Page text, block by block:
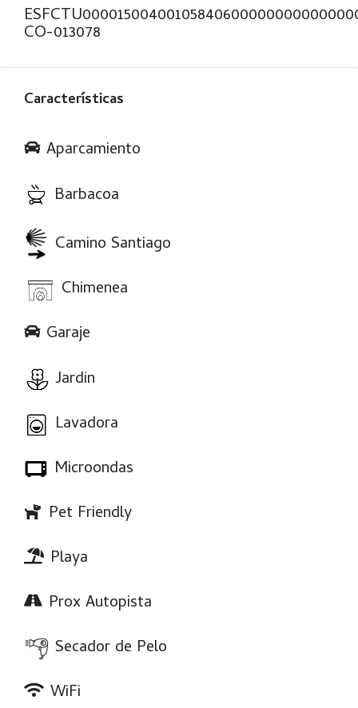
CO-013078
Características
Aparcamiento
Barbacoa
Camino Santiago
Chimenea
Garaje
Jardin
Lavadora
Microondas
Pet Friendly
Playa
Prox Autopista
Secador de Pelo
WiFi